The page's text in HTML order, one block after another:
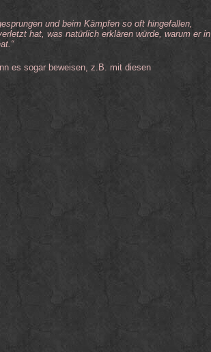
und beim Kämpfen so oft hingefallen,
hat, was natürlich erklären würde, warum er in
es sogar beweisen, z.B. mit diesen